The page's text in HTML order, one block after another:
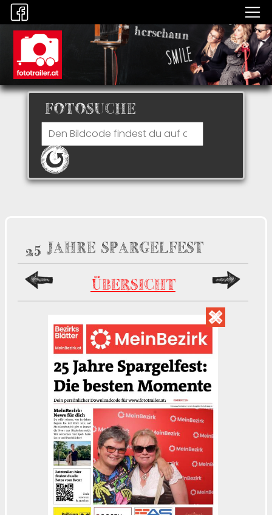
FOTOSUCHE
25 JAHRE SPARGELFEST
ÜBERSICHT